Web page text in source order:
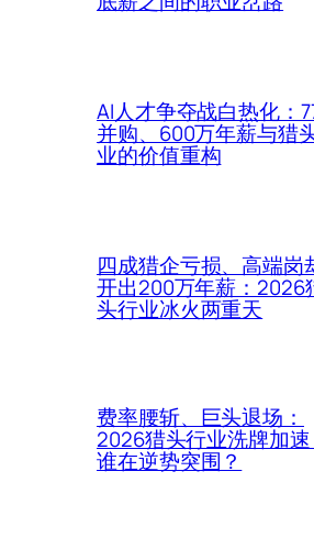
AI人才争夺战白热化：
并购、600万年薪与猎
业的价值重构
四成猎企亏损、高端岗
开出200万年薪：2026
头行业冰火两重天
费率腰斩、巨头退场：
2026猎头行业洗牌加速
谁在逆势突围？